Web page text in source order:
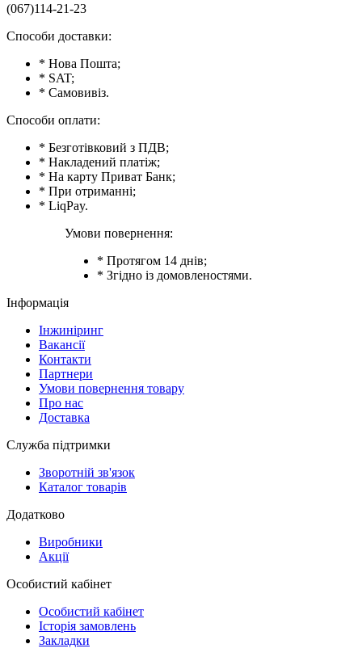
(067)114-21-23
Способи доставки:
* Нова Пошта;
* SAT;
* Самовивіз.
Способи оплати:
* Безготівковий з ПДВ;
* Накладений платіж;
* На карту Приват Банк;
* При отриманні;
* LiqPay.
Умови повернення:
* Протягом 14 днів;
* Згідно із домовленостями.
Інформація
Інжиніринг
Вакансії
Контакти
Партнери
Умови повернення товару
Про нас
Доставка
Служба підтримки
Зворотній зв'язок
Каталог товарів
Додатково
Виробники
Акції
Особистий кабінет
Особистий кабінет
Історія замовлень
Закладки